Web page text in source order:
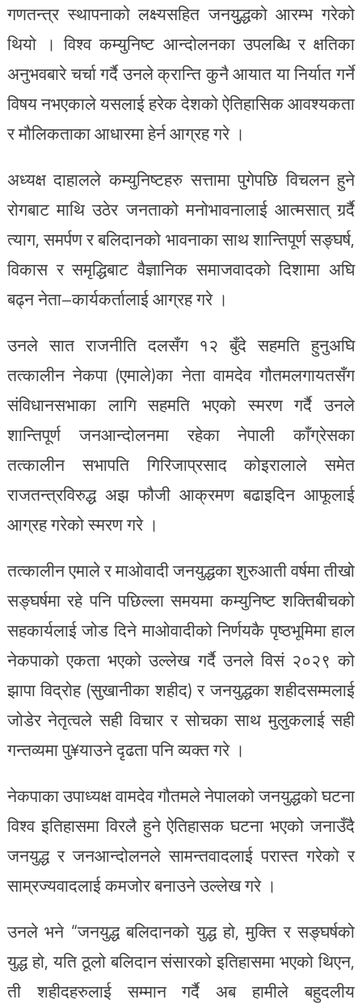
गणतन्त्र स्थापनाको लक्ष्यसहित जनयुुद्धको आरम्भ गरेको
थियो । विश्व कम्युनिष्ट आन्दोलनका उपलब्धि र क्षतिका
अनुभवबारे चर्चा गर्दै उनले क्रान्ति कुनै आयात या निर्यात गर्ने
विषय नभएकाले यसलाई हरेक देशको ऐतिहासिक आवश्यकता
र मौलिकताका आधारमा हेर्न आग्रह गरे ।
अध्यक्ष दाहालले कम्युनिष्टहरु सत्तामा पुगेपछि विचलन हुने
रोगबाट माथि उठेर जनताको मनोभावनालाई आत्मसात् गर्र्दै
त्याग, समर्पण र बलिदानको भावनाका साथ शान्तिपूर्ण सङ्घर्ष,
विकास र समृद्धिबाट वैज्ञानिक समाजवादको दिशामा अघि
बढ्न नेता–कार्यकर्तालाई आग्रह गरे ।
उनले सात राजनीति दलसँग १२ बुँदे सहमति हुनुअघि
तत्कालीन नेकपा (एमाले)का नेता वामदेव गौतमलगायतसँग
संविधानसभाका लागि सहमति भएको स्मरण गर्दै उनले
शान्तिपूर्ण जनआन्दोलनमा रहेका नेपाली काँग्रेसका
तत्कालीन सभापति गिरिजाप्रसाद कोइरालाले समेत
राजतन्त्रविरुद्ध अझ फौजी आक्रमण बढाइदिन आफूलाई
आग्रह गरेको स्मरण गरे ।
तत्कालीन एमाले र माओवादी जनयुद्धका शुरुआती वर्षमा तीखो
सङ्घर्षमा रहे पनि पछिल्ला समयमा कम्युनिष्ट शक्तिबीचको
सहकार्यलाई जोड दिने माओवादीको निर्णयकै पृष्ठभूमिमा हाल
नेकपाको एकता भएको उल्लेख गर्दै उनले विसं २०२९ को
झापा विद्रोह (सुखानीका शहीद) र जनयुद्धका शहीदसम्मलाई
जोडेर नेतृत्वले सही विचार र सोचका साथ मुलुकलाई सही
गन्तव्यमा पु¥याउने दृढता पनि व्यक्त गरे ।
नेकपाका उपाध्यक्ष वामदेव गौतमले नेपालको जनयुद्धको घटना
विश्व इतिहासमा विरलै हुने ऐतिहासक घटना भएको जनाउँदै
जनयुद्ध र जनआन्दोलनले सामन्तवादलाई परास्त गरेको र
साम्रज्यवादलाई कमजोर बनाउने उल्लेख गरे ।
उनले भने “जनयुद्ध बलिदानको युद्ध हो, मुक्ति र सङ्घर्षको
युद्ध हो, यति ठूलो बलिदान संसारको इतिहासमा भएको थिएन,
ती शहीदहरुलाई सम्मान गर्दै अब हामीले बहुदलीय